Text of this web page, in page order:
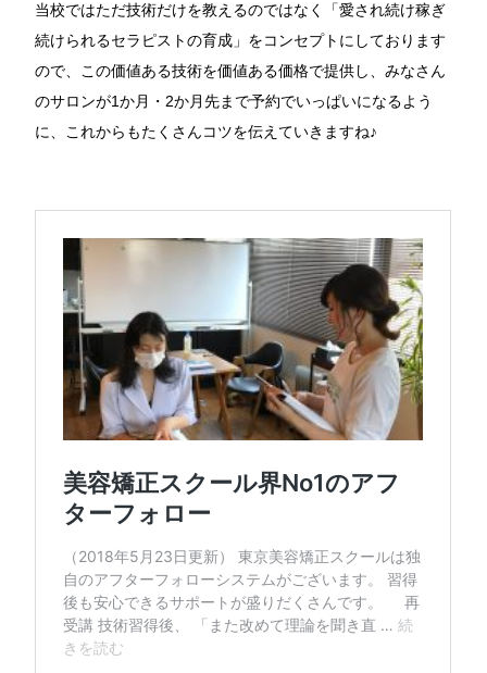
当校ではただ技術だけを教えるのではなく「愛され続け稼ぎ
続けられるセラピストの育成」をコンセプトにしております
ので、この価値ある技術を価値ある価格で提供し、みなさん
のサロンが1か月・2か月先まで予約でいっぱいになるよう
に、これからもたくさんコツを伝えていきますね♪